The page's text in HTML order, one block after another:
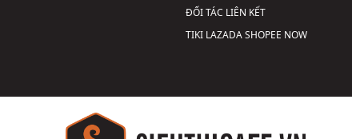
ĐỐI TÁC LIÊN KẾT
TIKI LAZADASHOPEE NOW